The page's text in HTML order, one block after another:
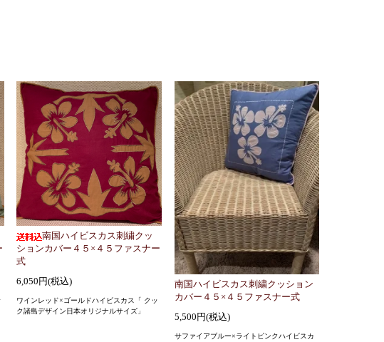
南国ハイビスカス刺繍クッ
ションカバー４５×４５ファスナー
式
6,050円(税込)
ワインレッド×ゴールドハイビスカス「 クッ
ク諸島デザイン日本オリジナルサイズ」
南国ハイビスカス刺繍クッション
カバー４５×４５ファスナー式
5,500円(税込)
サファイアブルー×ライトピンクハイビスカ